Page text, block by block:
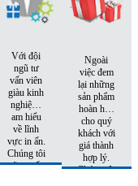
Với đội
ngũ tư
vấn viên
giàu kinh
nghiệm,
am hiểu
về lĩnh
vực in ấn.
Chúng tôi
sẽ tư vấn
Ngoài
việc đem
lại những
sản phẩm
hoàn hảo
cho quý
khách với
giá thành
hợp lý.
Chúng tôi